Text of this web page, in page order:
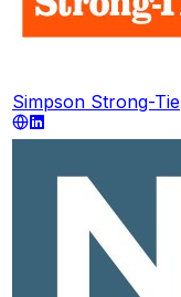
Simpson Strong-Tie